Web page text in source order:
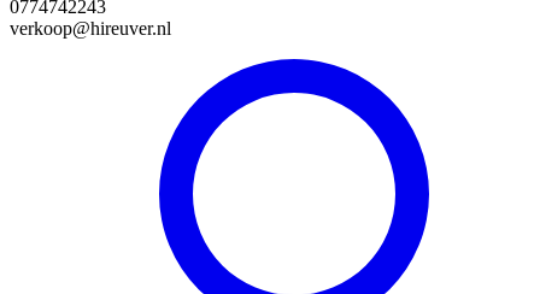
0774742243
verkoop@hireuver.nl